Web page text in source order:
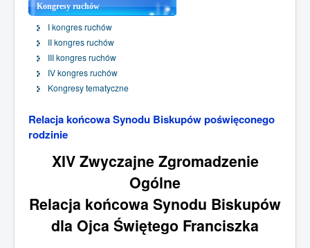
Kongresy ruchów
I kongres ruchów
II kongres ruchów
III kongres ruchów
IV kongres ruchów
Kongresy tematyczne
Relacja końcowa Synodu Biskupów poświęconego
rodzinie
XIV Zwyczajne Zgromadzenie
Ogólne
Relacja końcowa Synodu Biskupów
dla Ojca Świętego Franciszka